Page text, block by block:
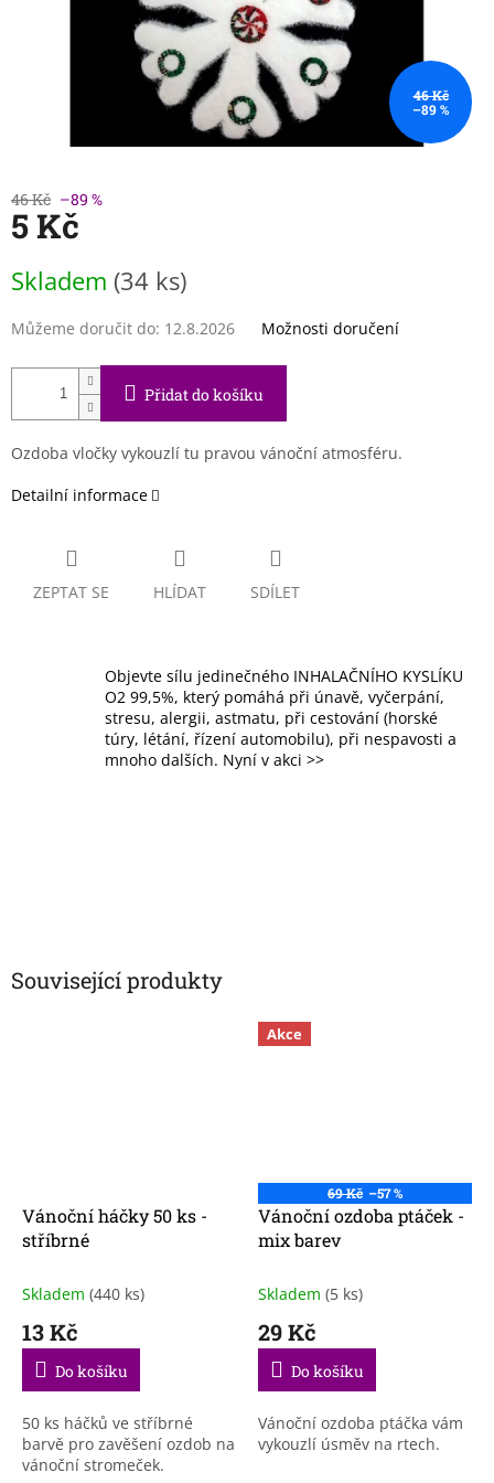
46 Kč
–89 %
46 Kč –89 %
5 Kč
cena:
Skladem (34 ks)
Můžeme doručit do: 12.8.2026 Možnosti doručení
Přidat do košíku
Ozdoba vločky vykouzlí tu pravou vánoční atmosféru.
Detailní informace
ZEPTAT SE HLÍDAT SDÍLET
Objevte sílu jedinečného INHALAČNÍHO KYSLÍKU
O2 99,5%, který pomáhá při únavě, vyčerpání,
stresu, alergii, astmatu, při cestování (horské
túry, létání, řízení automobilu), při nespavosti a
mnoho dalších. Nyní v akci >>
Související produkty
Vánoční háčky 50 ks -
stříbrné
Skladem (440 ks)
13 Kč
Do košíku
50 ks háčků ve stříbrné
barvě pro zavěšení ozdob na
vánoční stromeček.
Akce
69 Kč –57 %
Vánoční ozdoba ptáček -
mix barev
Skladem (5 ks)
29 Kč
Do košíku
Vánoční ozdoba ptáčka vám
vykouzlí úsměv na rtech.